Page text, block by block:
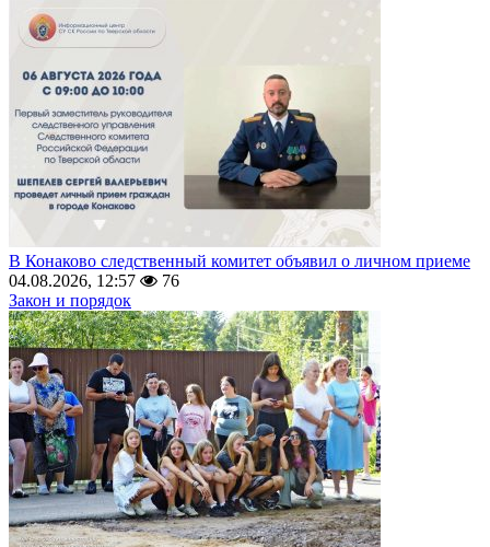
В Конаково следственный комитет объявил о личном приеме
04.08.2026, 12:57
76
Закон и порядок